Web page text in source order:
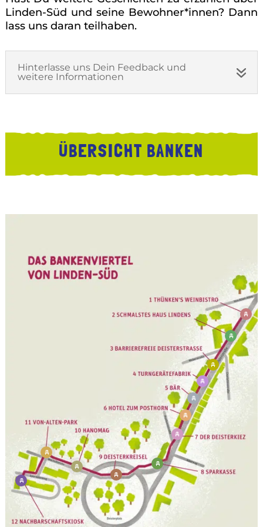
Linden-Süd und seine Bewohner*innen? Dann
lass uns daran teilhaben.
Hinterlasse uns Dein Feedback und
weitere Informationen
ÜBERSICHT BANKEN











